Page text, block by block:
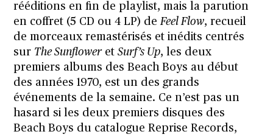
rééditions en fin de playlist, mais la parution
en coffret (5 CD ou 4 LP) deFeel Flow, recueil
de morceaux remastérisés et inédits centrés
sur The SunfloweretSurf’s Up, les deux
premiers albums des Beach Boys au début
des années 1970, est un des grands
événements de la semaine. Ce n’est pas un
hasard si les deux premiers disques des
Beach Boys du catalogue Reprise Records,